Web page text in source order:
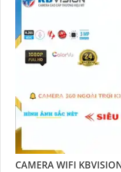
CAMERA WIFI